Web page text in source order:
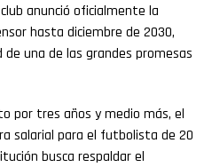
anunció oficialmente la
hasta diciembre de 2030,
una de las grandes promesas
por tres años y medio más, el
salarial para el futbolista de 20
busca respaldar el